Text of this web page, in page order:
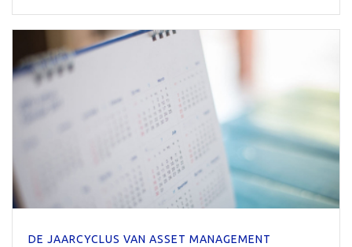
DE JAARCYCLUS VAN ASSET MANAGEMENT